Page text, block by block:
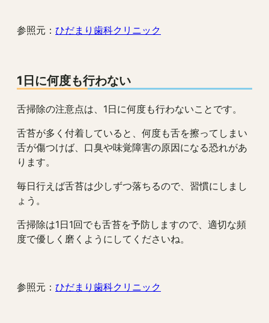
参照元： ひだまり歯科クリニック
1日に何度も行わない
舌掃除の注意点は、1日に何度も行わないことです。
舌苔が多く付着していると、何度も舌を擦ってしまい
舌が傷つけば、口臭や味覚障害の原因になる恐れがあ
ります。
毎日行えば舌苔は少しずつ落ちるので、習慣にしまし
ょう。
舌掃除は1日1回でも舌苔を予防しますので、適切な頻
度で優しく磨くようにしてくださいね。
参照元： ひだまり歯科クリニック